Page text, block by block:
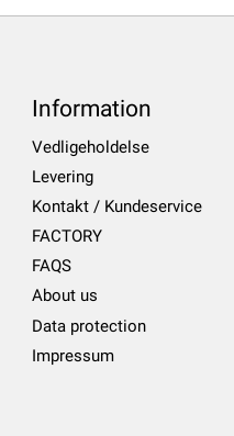
Information
Vedligeholdelse
Levering
Kontakt / Kundeservice
FACTORY
FAQS
About us
Data protection
Impressum